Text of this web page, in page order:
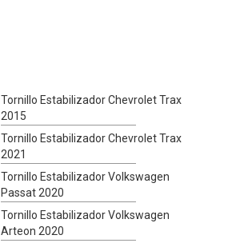
Tornillo Estabilizador Chevrolet Trax
2015
Tornillo Estabilizador Chevrolet Trax
2021
Tornillo Estabilizador Volkswagen
Passat 2020
Tornillo Estabilizador Volkswagen
Arteon 2020